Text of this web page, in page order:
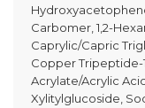
Carbomer, 1,2-
Caprylic/Capric
Copper Tripeptide-
Acrylate/Acrylic
Xylitylglucoside,